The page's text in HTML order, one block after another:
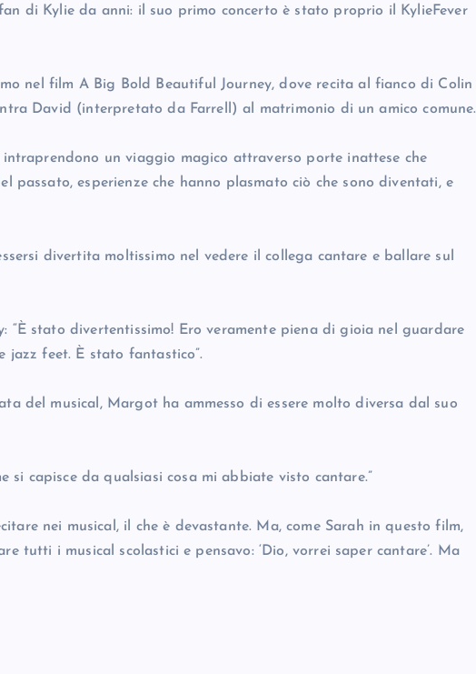
di Kylie da anni: il suo primo concerto è stato proprio il KylieFever
nel film A Big Bold Beautiful Journey, dove recita al fianco di Colin
David (interpretato da Farrell) al matrimonio di un amico comune.
intraprendono un viaggio magico attraverso porte inattese che
passato, esperienze che hanno plasmato ciò che sono diventati, e
divertita moltissimo nel vedere il collega cantare e ballare sul
“È stato divertentissimo! Ero veramente piena di gioia nel guardare
jazz feet. È stato fantastico”.
del musical, Margot ha ammesso di essere molto diversa dal suo
si capisce da qualsiasi cosa mi abbiate visto cantare.”
nei musical, il che è devastante. Ma, come Sarah in questo film,
tutti i musical scolastici e pensavo: ‘Dio, vorrei saper cantare’. Ma